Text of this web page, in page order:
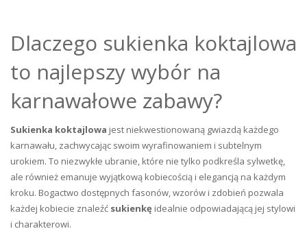
Dlaczego sukienka koktajlowa
to najlepszy wybór na
karnawałowe zabawy?
Sukienka koktajlowa jest niekwestionowaną gwiazdą każdego
karnawału, zachwycając swoim wyrafinowaniem i subtelnym
urokiem. To niezwykłe ubranie, które nie tylko podkreśla sylwetkę,
ale również emanuje wyjątkową kobiecością i elegancją na każdym
kroku. Bogactwo dostępnych fasonów, wzorów i zdobień pozwala
każdej kobiecie znaleźć sukienkę idealnie odpowiadającą jej stylowi
i charakterowi.